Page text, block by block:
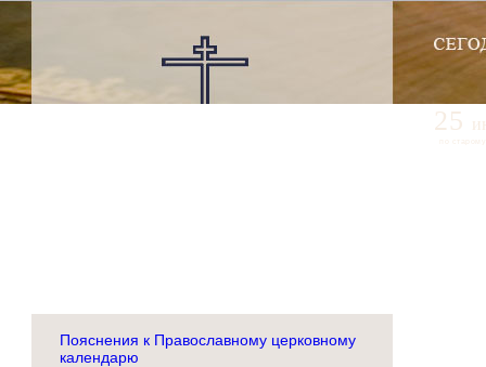
Пояснения к Православному церковному
календарю
25
по